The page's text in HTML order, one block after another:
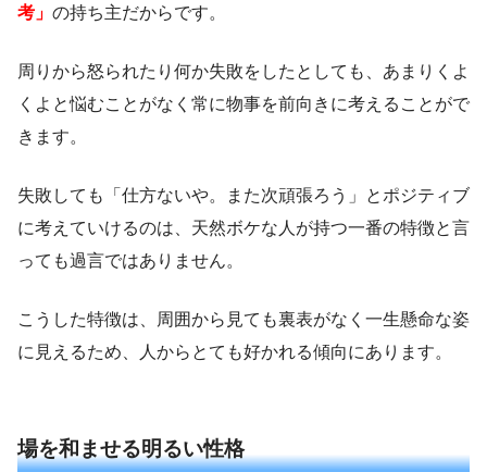
考」 の持ち主だからです。
周りから怒られたり何か失敗をしたとしても、あまりくよ
くよと悩むことがなく常に物事を前向きに考えることがで
きます。
失敗しても「仕方ないや。また次頑張ろう」とポジティブ
に考えていけるのは、天然ボケな人が持つ一番の特徴と言
っても過言ではありません。
こうした特徴は、周囲から見ても裏表がなく一生懸命な姿
に見えるため、人からとても好かれる傾向にあります。
場を和ませる明るい性格